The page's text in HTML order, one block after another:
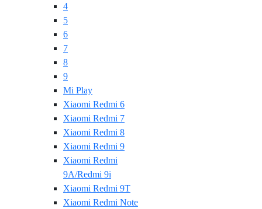
4
5
6
7
8
9
Mi Play
Xiaomi Redmi 6
Xiaomi Redmi 7
Xiaomi Redmi 8
Xiaomi Redmi 9
Xiaomi Redmi
9A/Redmi 9i
Xiaomi Redmi 9T
Xiaomi Redmi Note